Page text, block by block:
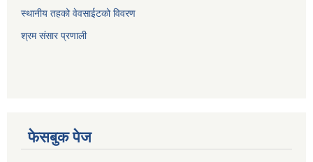
स्थानीय तहको वेवसाईटको विवरण
श्रम संसार प्रणाली
फेसबुक पेज